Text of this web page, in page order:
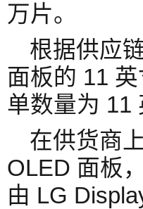
万片。
根据供应
面板的 11
单数量为 11
在供货商
OLED 面板
由 LG